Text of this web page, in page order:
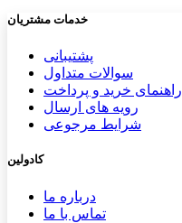
خدمات مشتریان
پشتیب​​انی
سوالات متداول
راهنمای خرید و پرداخت
رویه های ارسال
شرایط مرجوعی
کادولین
درباره ما
تماس با ما